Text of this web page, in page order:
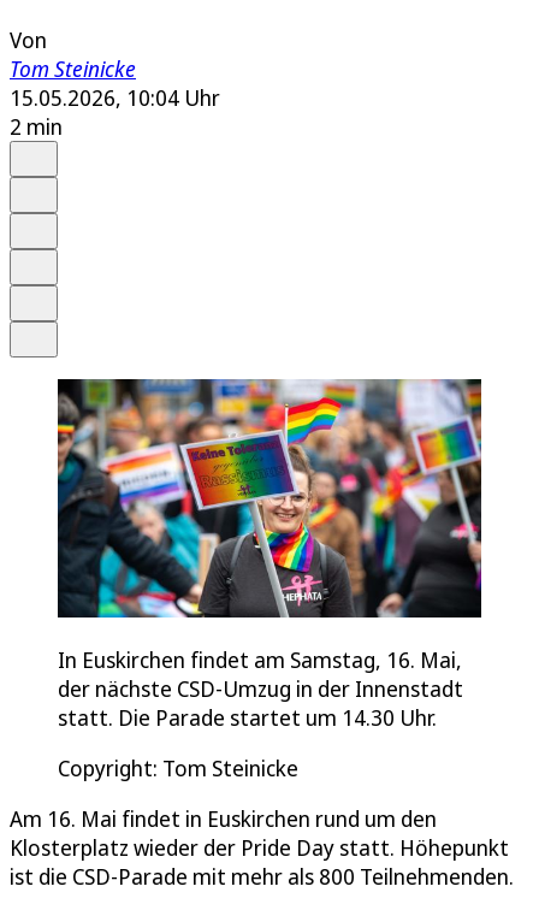
Von
Tom Steinicke
15.05.2026, 10:04 Uhr
2 min
In Euskirchen findet am Samstag, 16. Mai,
der nächste CSD-Umzug in der Innenstadt
statt. Die Parade startet um 14.30 Uhr.
Copyright: Tom Steinicke
Am 16. Mai findet in Euskirchen rund um den
Klosterplatz wieder der Pride Day statt. Höhepunkt
ist die CSD-Parade mit mehr als 800 Teilnehmenden.